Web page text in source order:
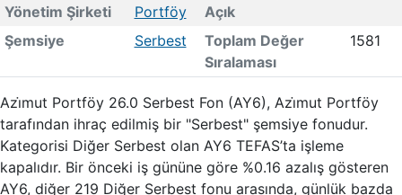
Yönetim Şirketi
Portföy
Açık
Şemsiye
Serbest
Toplam Değer
Sıralaması
1581
Azi̇mut Portföy 26.0 Serbest Fon (AY6), Azi̇mut Portföy
tarafından ihraç edilmiş bir "Serbest" şemsiye fonudur.
Kategorisi Diğer Serbest olan AY6 TEFAS’ta işleme
kapalıdır. Bir önceki iş gününe göre %0.16 azalış gösteren
AY6, diğer 219 Diğer Serbest fonu arasında, günlük bazda